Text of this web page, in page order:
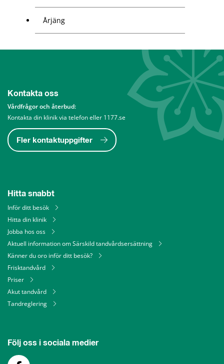
Årjäng
Kontakta oss
Vårdfrågor och återbud:
Kontakta din klinik via telefon eller 1177.se
Fler kontaktuppgifter
Hitta snabbt
Inför ditt besök
Hitta din klinik
Jobba hos oss
Aktuell information om Särskild tandvårdsersättning
Känner du oro inför ditt besök?
Frisktandvård
Priser
Akut tandvård
Tandreglering
Följ oss i sociala medier